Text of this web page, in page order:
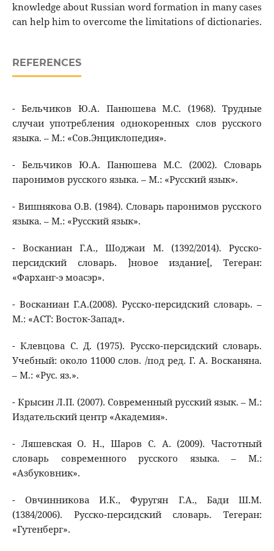
knowledge about Russian word formation in many cases
can help him to overcome the limitations of dictionaries.
REFERENCES
- Бельчиков Ю.А. Панюшева М.С. (1968). Трудные
случаи употребления однокоренных слов русского
языка. – М.: «Сов.Энциклопедия».
- Бельчиков Ю.А. Панюшева М.С. (2002). Словарь
паронимов русского языка. – М.: «Русский язык».
- Вишнякова О.В. (1984). Словарь паронимов русского
языка. – М.: «Русский язык».
- Восканиан Г.А., Шоджаи М. (1392/2014). Русско-
персидский словарь. ]новое издание[, Тегеран:
«Фарханг-э моасэр».
- Восканиан Г.А.(2008). Русско-персидский словарь. –
М.: «АСТ: Восток-Запад».
- Клевцова С. Д. (1975). Русско-персидский словарь.
Учебный: около 11000 слов. /под ред. Г. А. Восканяна.
– М.: «Рус. яз.».
- Крысин Л.П. (2007). Современный русский язык. – М.:
Издательский центр «Академия».
- Ляшевская О. Н., Шаров С. А. (2009). Частотный
словарь современного русского языка. – М.:
«Азбуковник».
- Овчинникова И.К., Фуругян Г.А., Бади Ш.М.
(1384/2006). Русско-персидский словарь. Тегеран:
«Гутенберг».